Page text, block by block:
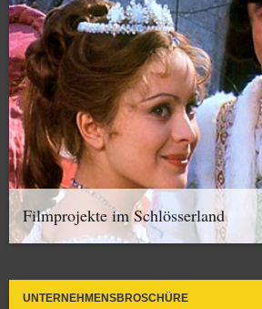
Filmprojekte im Schlösserland
UNTERNEHMENSBROSCHÜRE